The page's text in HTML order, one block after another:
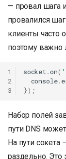
— провал шага
провалился
клиенты часто
поэтому важно
1
2
3
socket .on(
console.
});
Набор полей
пути DNS
На пути сокета
раздельно. Это